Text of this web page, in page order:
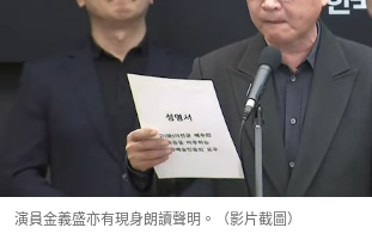
演員金義盛亦有現身朗讀聲明。（影片截圖）